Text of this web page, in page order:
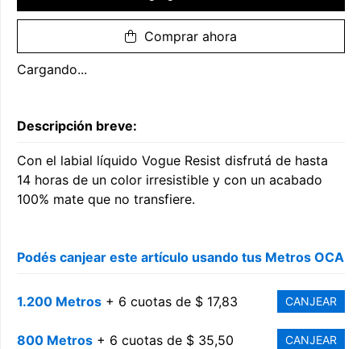
Comprar ahora
Cargando...
Descripción breve:
Con el labial líquido Vogue Resist disfrutá de hasta
14 horas de un color irresistible y con un acabado
100% mate que no transfiere.
Podés canjear este artículo usando tus Metros OCA
1.200 Metros + 6 cuotas de $ 17,83 CANJEAR
800 Metros + 6 cuotas de $ 35,50 CANJEAR